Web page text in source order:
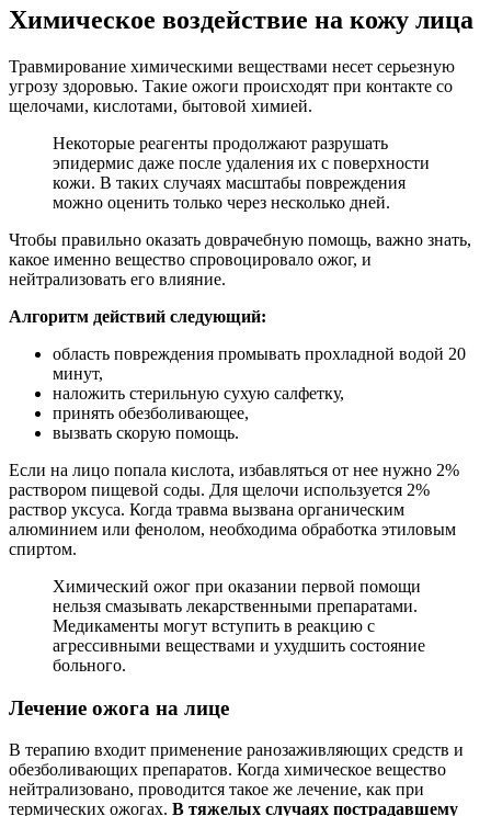
Химическое воздействие на кожу лица
Травмирование химическими веществами несет серьезную
угрозу здоровью. Такие ожоги происходят при контакте со
щелочами, кислотами, бытовой химией.
Некоторые реагенты продолжают разрушать
эпидермис даже после удаления их с поверхности
кожи. В таких случаях масштабы повреждения
можно оценить только через несколько дней.
Чтобы правильно оказать доврачебную помощь, важно знать,
какое именно вещество спровоцировало ожог, и
нейтрализовать его влияние.
Алгоритм действий следующий:
область повреждения промывать прохладной водой 20
минут,
наложить стерильную сухую салфетку,
принять обезболивающее,
вызвать скорую помощь.
Если на лицо попала кислота, избавляться от нее нужно 2%
раствором пищевой соды. Для щелочи используется 2%
раствор уксуса. Когда травма вызвана органическим
алюминием или фенолом, необходима обработка этиловым
спиртом.
Химический ожог при оказании первой помощи
нельзя смазывать лекарственными препаратами.
Медикаменты могут вступить в реакцию с
агрессивными веществами и ухудшить состояние
больного.
Лечение ожога на лице
В терапию входит применение ранозаживляющих средств и
обезболивающих препаратов. Когда химическое вещество
нейтрализовано, проводится такое же лечение, как при
термических ожогах. В тяжелых случаях пострадавшему